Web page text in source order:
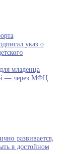
указ о
младенца
— через МФЦ
развивается,
в достойном